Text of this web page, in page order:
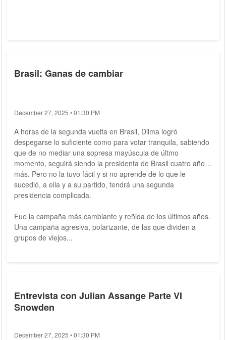
Brasil: Ganas de cambiar
December 27, 2025 • 01:30 PM
A horas de la segunda vuelta en Brasil, Dilma logró
despegarse lo suficiente como para votar tranquila, sabiendo
que de no mediar una sopresa mayúscula de últmo
momento, seguirá siendo la presidenta de Brasil cuatro años
más. Pero no la tuvo fácil y si no aprende de lo que le
sucedió, a ella y a su partido, tendrá una segunda
presidencia complicada.
Fue la campaña más cambiante y reñida de los últimos años.
Una campaña agresiva, polarizante, de las que dividen a
grupos de viejos...
Entrevista con Julian Assange Parte VI
Snowden
December 27, 2025 • 01:30 PM